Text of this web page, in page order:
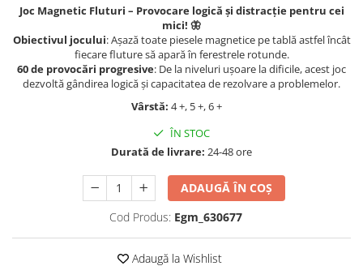
LEGO Art
LEGO Creator Expert
LEGO Architecture
LEGO Ideas
LEGO Speed Champions
Joc Magnetic Fluturi – Provocare logică și distracție pentru cei
mici! 🦋
Obiectivul jocului:Așază toate piesele magnetice pe tablă astfel încât
fiecare fluture să apară în ferestrele rotunde.
60 de provocări progresive: De la niveluri ușoare la dificile, acest joc
dezvoltă gândirea logică și capacitatea de rezolvare a problemelor.
Vârstă: 4 +, 5 +, 6 +
ÎN STOC
Durată de livrare: 24-48 ore
ADAUGĂ ÎN COȘ
Cod Produs: Egm_630677
Adaugă la Wishlist